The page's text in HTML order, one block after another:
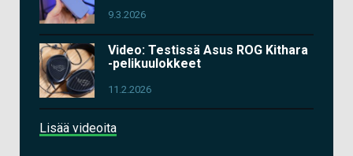
9.3.2026
Video: Testissä Asus ROG Kithara
-pelikuulokkeet
11.2.2026
Lisää videoita